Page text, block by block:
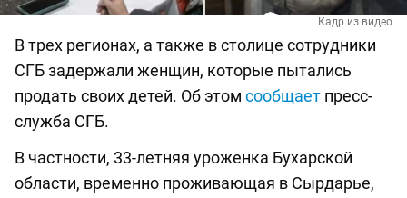
Кадр из видео
В трех регионах, а также в столице сотрудники
СГБ задержали женщин, которые пытались
продать своих детей. Об этом сообщает пресс-
служба СГБ.
В частности, 33-летняя уроженка Бухарской
области, временно проживающая в Сырдарье,